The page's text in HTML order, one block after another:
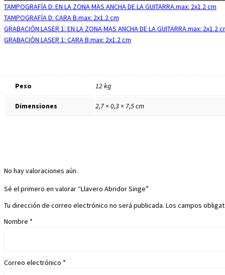
TAMPOGRAFÍA D: EN LA ZONA MAS ANCHA DE LA GUITARRA.max: 2x1.2 cm
TAMPOGRAFÍA D: CARA B.max: 2x1.2 cm
GRABACIÓN LASER 1: EN LA ZONA MAS ANCHA DE LA GUITARRA.max: 2x1.2
GRABACIÓN LASER 1: CARA B.max: 2x1.2 cm
Peso 12 kg
Dimensiones 2,7 × 0,3 × 7,5 cm
No hay valoraciones aún.
Sé el primero en valorar “Llavero Abridor Singe”
Tu dirección de correo electrónico no será publicada. Los campos
Nombre *
Correo electrónico *